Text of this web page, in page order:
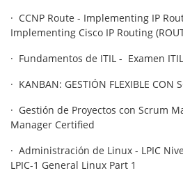
· CCNP Route - Implementing IP
Implementing Cisco IP Routing
· Fundamentos de ITIL - Examen
· KANBAN: GESTIÓN FLEXIBLE CON
· Gestión de Proyectos con Scrum
Manager Certified
· Administración de Linux - LPIC
LPIC-1 General Linux Part 1